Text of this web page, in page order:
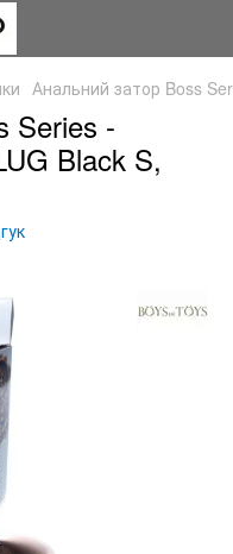
Анальний затор Boss
Series -
Black S,